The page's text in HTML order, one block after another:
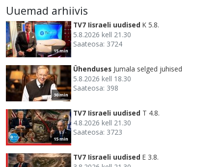
Uuemad arhiivis
15 min
TV7 Iisraeli uudised K 5.8.
5.8.2026 kell 21.30
Saateosa: 3724
30 min
Ühenduses Jumala selged juhised
5.8.2026 kell 18.30
Saateosa: 398
15 min
TV7 Iisraeli uudised T 4.8.
4.8.2026 kell 21.30
Saateosa: 3723
TV7 Iisraeli uudised E 3.8.